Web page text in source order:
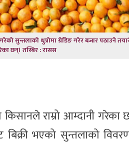
सुन्तलाको थुप्रोमा ग्रेडिङ गरेर बजार पठाउने
छन्। तस्बिर : रासस
राम्रो आम्दानी गरेका
बिक्री भएको सुन्तलाको